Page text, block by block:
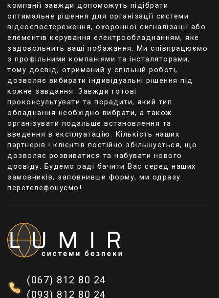
кілометрів.
Підвищена безпека. Внаслідок того, що
оптоволоконні сигнали практично не дають
жодного випромінювання, їх дуже складно
зловити та перехопити. За допомогою
перестановки світлового потоку на ділянці
мережі завжди легко знайти пошкоджену
частину.
Міцність та надійність мережі. Якщо на мідні
кабелі несприятливо впливає багато
зовнішніх факторів, то з оптоволокном це не
так. Воно захищене, наприклад, від
електромагнітного та радіохвильового
випромінювання.
Зовнішній вигляд. Йдеться про невеликий
діаметр оптоволоконного кабелю, його
легкість і довговічність використання. Якщо
ви використовуєте мідний кабель, для
з іншими габаритами.
Конвертація сигналу. Для цього достатньо
лише встановити відповідний
медіаконвертер, який характеризується
допомогою можна організувати
безперебійну передачу даних навіть із тим
компанії завжди допоможуть підібрати
оптимальне рішення для організації системи
відеоспостереження, охоронної сигналізації або
елементів керування електрообладнанням, яке
задовольнить ваші побажання. Ми співпрацюємо
з профільними компаніями та інсталяторами,
тому досвід, отриманий у спільній роботі,
дозволяє вибирати індивідуальні рішення під
кожне завдання. Завжди готові
проконсультувати та порадити, який тип
обладнання необхідно вибрати, а також
організувати подальше встановлення та
введення в експлуатацію. Кількість наших
партнерів і клієнтів постійно збільшується, що
дозволяє розвиватися та набувати нового
досвіду. Будемо раді бачити Вас серед наших
замовників, заповнивши форму, ми одразу
перетелефонуємо!
(067) 812 80 24
(093) 812 80 24